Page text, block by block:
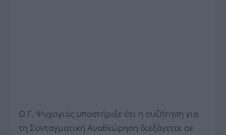
Ο Γ. Ψυχογιός υποστήριξε ότι η συζήτηση για
τη Συνταγματική Αναθεώρηση διεξάγεται σε